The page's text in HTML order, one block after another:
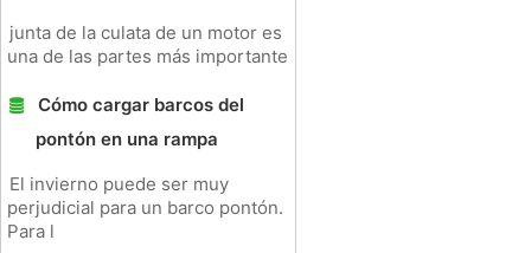
junta de la culata de un motor es
una de las partes más importante
Cómo cargar barcos del
pontón en una rampa
El invierno puede ser muy
perjudicial para un barco pontón.
Para l